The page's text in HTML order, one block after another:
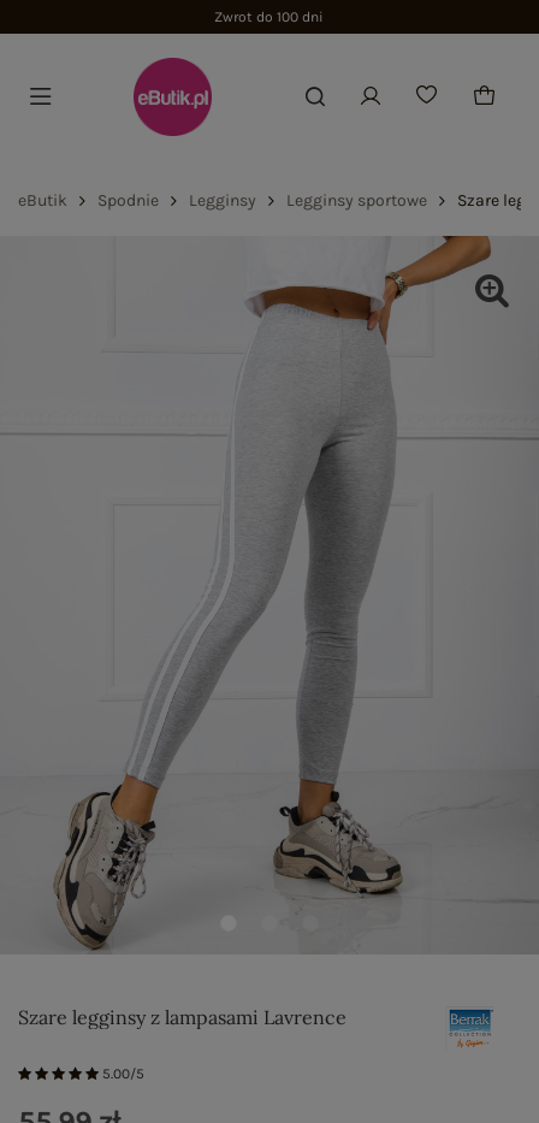
Zwrot do 100 dni
eButik Spodnie Legginsy Legginsy sportowe Szare
Szare legginsy z lampasami Lavrence
5.00/5